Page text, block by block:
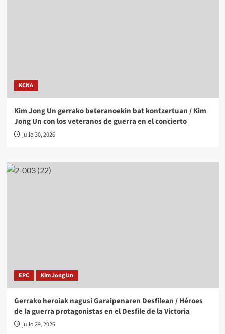
KCNA
Kim Jong Un gerrako beteranoekin bat kontzertuan / Kim
Jong Un con los veteranos de guerra en el concierto
julio 30, 2026
EPC Kim Jong Un
Gerrako heroiak nagusi Garaipenaren Desfilean / Héroes
de la guerra protagonistas en el Desfile de la Victoria
julio 29, 2026